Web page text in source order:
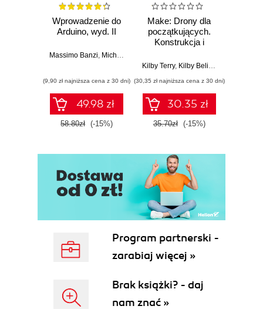
Wprowadzenie do
Arduino, wyd. II
Massimo Banzi Michael Shiloh
(9,90 zł najniższa cena z 30 dni)
49.98 zł
58.80zł (-15%)
Make: Drony dla
początkujących.
Konstrukcja i
własnego
Kilby Terry, Kilby Belinda
(30,35 zł najniższa cena z 30 dni)
30.35 zł
35.70zł (-15%)
Program partnerski -
zarabiaj więcej »
Brak książki? - daj
nam znać »